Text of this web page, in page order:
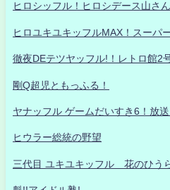
ヒロシッフル！ヒロシデース山さ
ヒロユキユキッフルMAX！スーパ
徹夜DEテツヤッフル!！レトロ館2
剛Q超児ともっふる！
ヤナッフル ゲームだいすき6！放
ヒウラー総統の野望
三代目 ユキユキッフル 花のひう